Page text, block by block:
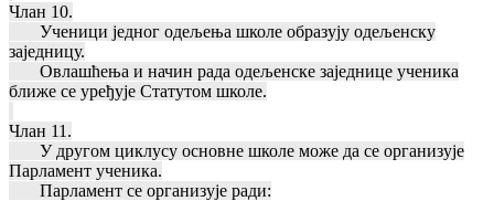
Члан 10.
Ученици једног одељења школе образују одељенску
заједницу.
Овлашћења и начин рада одељенске заједнице ученика
ближе се уређује Статутом школе.
Члан 11.
У другом циклусу основне школе може да се организује
Парламент ученика.
Парламент се организује ради: